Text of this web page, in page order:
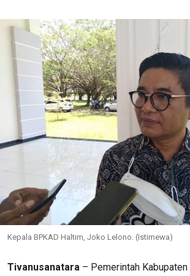
Kepala BPKAD Haltim, Joko Lelono. (Istimewa)
Tivanusanatara – Pemerintah